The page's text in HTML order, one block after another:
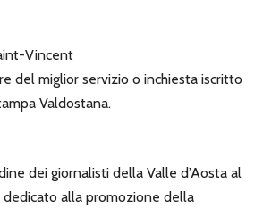
Vincent
del miglior servizio o inchiesta iscritto
Valdostana.
dei giornalisti della Valle d’Aosta al
dedicato alla promozione della